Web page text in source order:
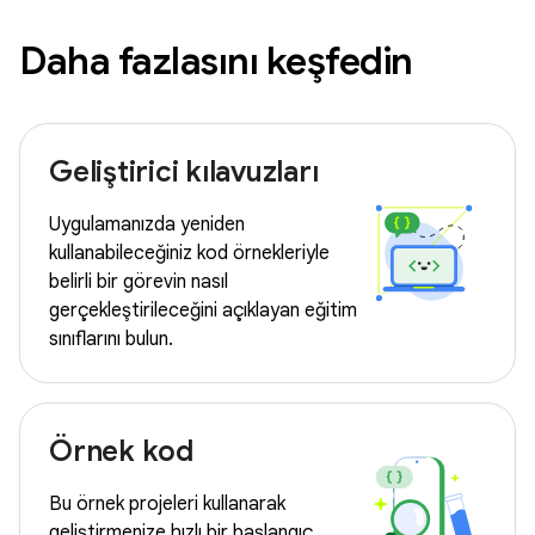
Daha fazlasını keşfedin
Geliştirici kılavuzları
Uygulamanızda yeniden
kullanabileceğiniz kod örnekleriyle
belirli bir görevin nasıl
gerçekleştirileceğini açıklayan eğitim
sınıflarını bulun.
Örnek kod
Bu örnek projeleri kullanarak